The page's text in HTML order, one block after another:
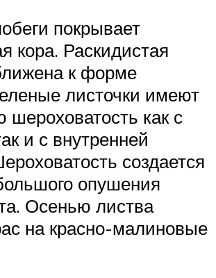
покрывает
кора. Раскидистая
к форме
листочки имеют
как с
и с внутренней
создается
опушения
Осенью листва
на красно-малиновые